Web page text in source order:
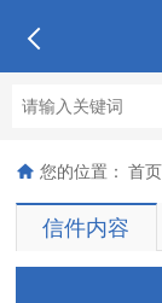
您的位置： 首页
信件内容